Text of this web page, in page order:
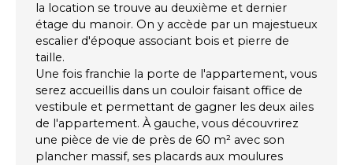
la location se trouve au deuxième et dernier
étage du manoir. On y accède par un majestueux
escalier d'époque associant bois et pierre de
taille.
Une fois franchie la porte de l'appartement, vous
serez accueillis dans un couloir faisant office de
vestibule et permettant de gagner les deux ailes
de l'appartement. À gauche, vous découvrirez
une pièce de vie de près de 60 m² avec son
plancher massif, ses placards aux moulures